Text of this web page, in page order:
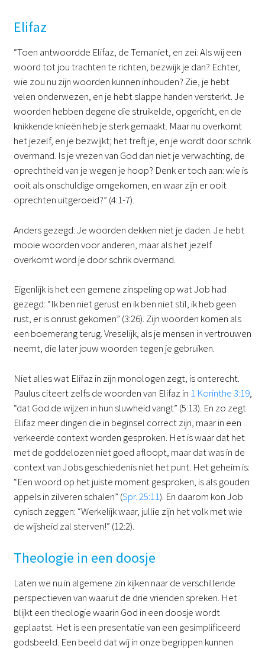
Elifaz
“Toen antwoordde Elifaz, de Temaniet, en zei: Als wij een
woord tot jou trachten te richten, bezwijk je dan? Echter,
wie zou nu zijn woorden kunnen inhouden? Zie, je hebt
velen onderwezen, en je hebt slappe handen versterkt. Je
woorden hebben degene die struikelde, opgericht, en de
knikkende knieën heb je sterk gemaakt. Maar nu overkomt
het jezelf, en je bezwijkt; het treft je, en je wordt door schrik
overmand. Is je vrezen van God dan niet je verwachting, de
oprechtheid van je wegen je hoop? Denk er toch aan: wie is
ooit als onschuldige omgekomen, en waar zijn er ooit
oprechten uitgeroeid?” (4:1-7).
Anders gezegd: Je woorden dekken niet je daden. Je hebt
mooie woorden voor anderen, maar als het jezelf
overkomt word je door schrik overmand.
Eigenlijk is het een gemene zinspeling op wat Job had
gezegd: “Ik ben niet gerust en ik ben niet stil, ik heb geen
rust, er is onrust gekomen” (3:26). Zijn woorden komen als
een boemerang terug. Vreselijk, als je mensen in vertrouwen
neemt, die later jouw woorden tegen je gebruiken.
Niet alles wat Elifaz in zijn monologen zegt, is onterecht.
Paulus citeert zelfs de woorden van Elifaz in 1 Korinthe 3:19,
“dat God de wijzen in hun sluwheid vangt” (5:13). En zo zegt
Elifaz meer dingen die in beginsel correct zijn, maar in een
verkeerde context worden gesproken. Het is waar dat het
met de goddelozen niet goed afloopt, maar dat was in de
context van Jobs geschiedenis niet het punt. Het geheim is:
“Een woord op het juiste moment gesproken, is als gouden
appels in zilveren schalen” (Spr. 25:11). En daarom kon Job
cynisch zeggen: “Werkelijk waar, jullie zijn het volk met wie
de wijsheid zal sterven!” (12:2).
Theologie in een doosje
Laten we nu in algemene zin kijken naar de verschillende
perspectieven van waaruit de drie vrienden spreken. Het
blijkt een theologie waarin God in een doosje wordt
geplaatst. Het is een presentatie van een gesimplificeerd
godsbeeld. Een beeld dat wij in onze begrippen kunnen